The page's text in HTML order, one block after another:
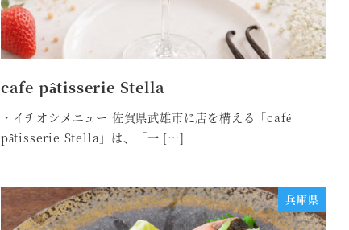
cafe pâtisserie Stella
・イチオシメニュー 佐賀県武雄市に店を構える「café
pâtisserie Stella」は、「一 […]
兵庫県